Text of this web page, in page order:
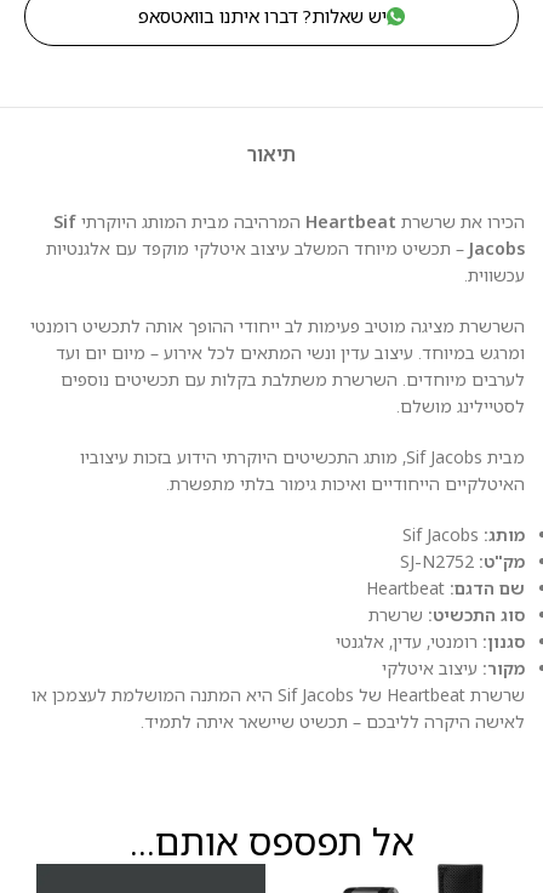
יש שאלות? דברו איתנו בוואטסאפ
תיאור
הכירו את שרשרת Heartbeat המרהיבה מבית המותג היוקרתי Sif
Jacobs – תכשיט מיוחד המשלב עיצוב איטלקי מוקפד עם אלגנטיות
עכשווית.
השרשרת מציגה מוטיב פעימות לב ייחודי ההופך אותה לתכשיט רומנטי
ומרגש במיוחד. עיצוב עדין ונשי המתאים לכל אירוע – מיום יום ועד
לערבים מיוחדים. השרשרת משתלבת בקלות עם תכשיטים נוספים
לסטיילינג מושלם.
מבית Sif Jacobs, מותג התכשיטים היוקרתי הידוע בזכות עיצוביו
האיטלקיים הייחודיים ואיכות גימור בלתי מתפשרת.
מותג:
מק"ט:
שם הדגם:
סוג התכשיט: שרשרת
סגנון: רומנטי, עדין, אלגנטי
מקור: עיצוב איטלקי
שרשרת Heartbeat של Sif Jacobs היא המתנה המושלמת לעצמכן או
לאישה היקרה לליבכם – תכשיט שיישאר איתה לתמיד.
אל תפספס אותם...